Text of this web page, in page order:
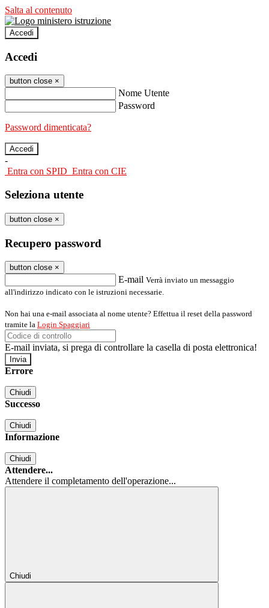
Salta al contenuto
Accedi
Accedi
button close ×
Nome Utente
Password
Password dimenticata?
-
Entra con SPID Entra con CIE
Seleziona utente
button close ×
Recupero password
button close ×
E-mail Verrà inviato un messaggio
all'indirizzo indicato con le istruzioni necessarie.
Non hai una e-mail associata al nome utente? Effettua il reset della password
tramite la Login Spaggiari
E-mail inviata, si prega di controllare la casella di posta elettronica!
Errore
Chiudi
Successo
Chiudi
Informazione
Chiudi
Attendere...
Attendere il completamento dell'operazione...
Chiudi